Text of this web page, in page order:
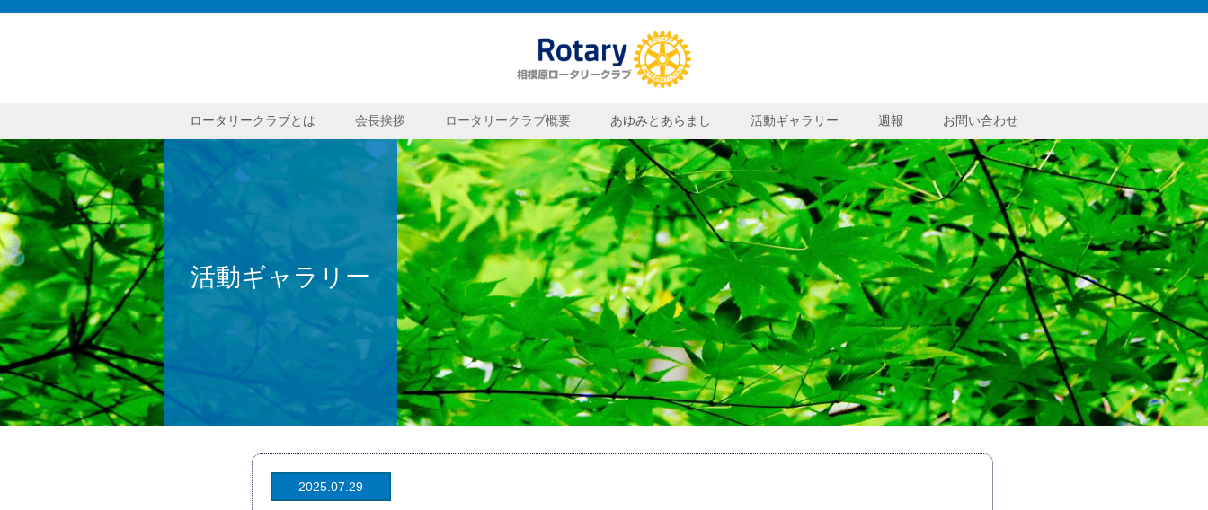
ロータリークラブとは 会長挨拶
会長挨拶2025-2026
会長挨拶2024-2025
会長挨拶2023-2024
会長挨拶2022-2023
会長挨拶2021-2022
会長挨拶2020-2021
会長挨拶2019-2020
会長挨拶2018-2019
会長挨拶2017-2018
会長挨拶2016-2017
ロータリークラブ概要
ロータリークラブ概要2025-2026
ロータリークラブ概要2024-2025
ロータリークラブ概要2023-2024
ロータリークラブ概要2022-2023
ロータリークラブ概要2021-2022
ロータリークラブ概要2020-2021
ロータリークラブ概要2019-2020
ロータリークラブ概要2018-2019
ロータリークラブ概要2017-2018
ロータリークラブ概要2016-2017
あゆみとあらまし 活動ギャラリー 週報 お問い合わせ
活動ギャラリー
2025.07.29